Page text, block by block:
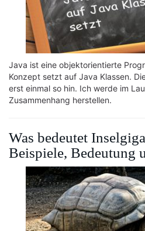
Java ist eine objektorientierte
Konzept setzt auf Java Klassen.
erst einmal so hin. Ich werde im
Zusammenhang herstellen.
Was bedeutet
Beispiele, Bedeutung